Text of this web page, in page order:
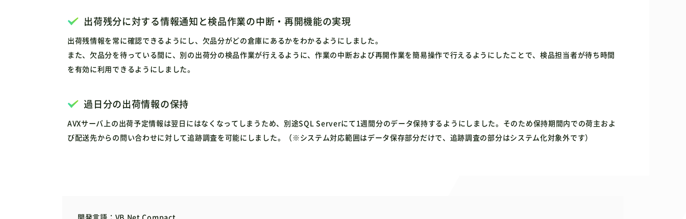
出荷残分に対する情報通知と検品作業の中断・再開機能の実現
出荷残情報を常に確認できるようにし、欠品分がどの倉庫にあるかをわかるようにしました。
また、欠品分を待っている間に、別の出荷分の検品作業が行えるように、作業の中断および再開作業を簡易操作で行えるようにしたことで、検品担当者が待ち時間
を有効に利用できるようにしました。
過日分の出荷情報の保持
AVXサーバ上の出荷予定情報は翌日にはなくなってしまうため、別途SQL Serverにて1週間分のデータ保持するようにしました。そのため保持期間内での荷主およ
び配送先からの問い合わせに対して追跡調査を可能にしました。（※システム対応範囲はデータ保存部分だけで、追跡調査の部分はシステム化対象外です）
開発言語 VB.Net Compact